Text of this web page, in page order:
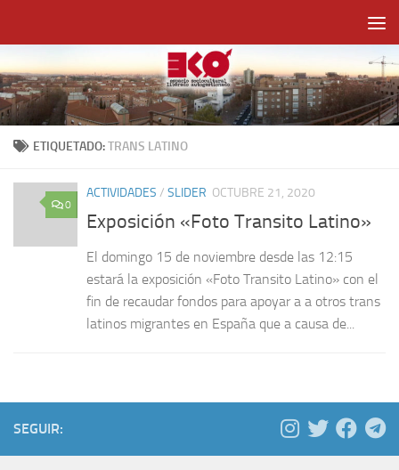
ETIQUETADO:TRANS LATINO
0
ACTIVIDADES / SLIDER OCTUBRE 21, 2020
Exposición «Foto Transito Latino»
El domingo 15 de noviembre desde las 12:15
estará la exposición «Foto Transito Latino» con el
fin de recaudar fondos para apoyar a a otros trans
latinos migrantes en España que a causa de...
SEGUIR: